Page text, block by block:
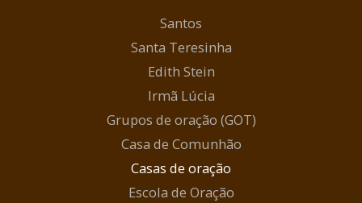
Santos
Santa Teresinha
Edith Stein
Irmã Lúcia
Grupos de oração (GOT)
Casa de Comunhão
Casas de oração
Escola de Oração